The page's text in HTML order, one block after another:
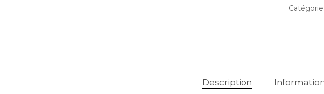
Catégorie
Description